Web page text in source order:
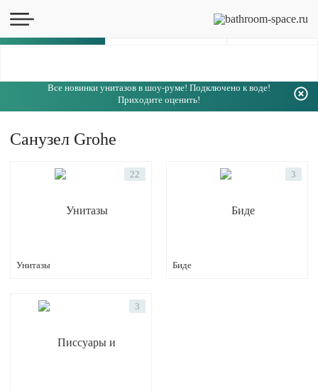
Все новинки унитазов в шоу-руме! Подключено к воде!
Приходите оценить!
Санузел Grohe
Унитазы
22
Биде
3
3